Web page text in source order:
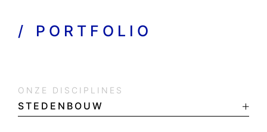
/ PORTFOLIO
ONZE DISCIPLINES